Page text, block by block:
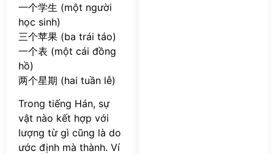
一个学生 (một người
học sinh)
三个苹果 (ba trái táo)
一个表 (một cái đồng
hồ)
两个星期 (hai tuần lễ)
Trong tiếng Hán, sự
vật nào kết hợp với
lượng từ gì cũng là do
ước định mà thành. Ví